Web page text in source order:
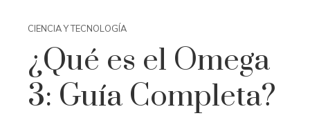
CIENCIA Y TECNOLOGÍA
¿Qué es el Omega
3: Guía Completa?